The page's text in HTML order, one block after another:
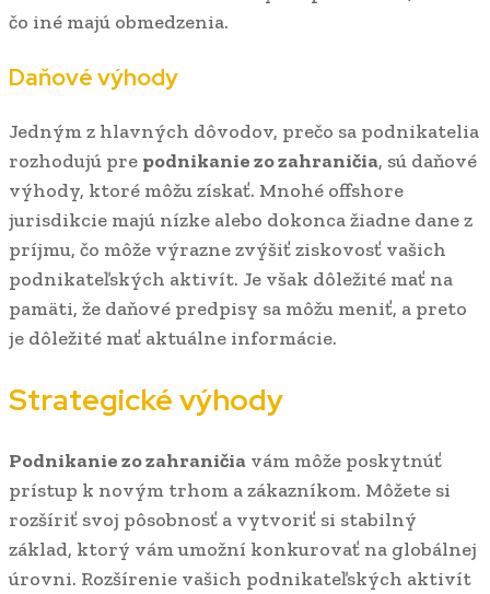
čo iné majú obmedzenia.
Daňové výhody
Jedným z hlavných dôvodov, prečo sa podnikatelia
rozhodujú pre podnikanie zo zahraničia, sú daňové
výhody, ktoré môžu získať. Mnohé offshore
jurisdikcie majú nízke alebo dokonca žiadne dane z
príjmu, čo môže výrazne zvýšiť ziskovosť vašich
podnikateľských aktivít. Je však dôležité mať na
pamäti, že daňové predpisy sa môžu meniť, a preto
je dôležité mať aktuálne informácie.
Strategické výhody
Podnikanie zo zahraničia vám môže poskytnúť
prístup k novým trhom a zákazníkom. Môžete si
rozšíriť svoj pôsobnosť a vytvoriť si stabilný
základ, ktorý vám umožní konkurovať na globálnej
úrovni. Rozšírenie vašich podnikateľských aktivít